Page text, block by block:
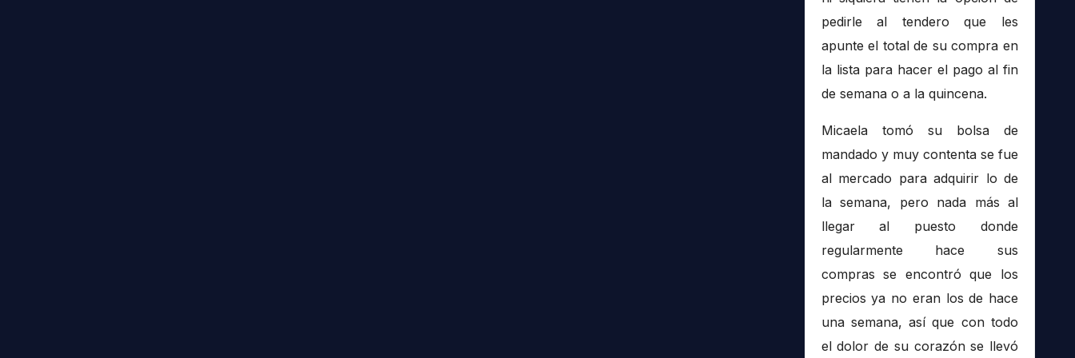
pedirle al tendero que les
apunte el total de su compra en
la lista para hacer el pago al fin
de semana o a la quincena.
Micaela tomó su bolsa de
mandado y muy contenta se fue
al mercado para adquirir lo de
la semana, pero nada más al
llegar al puesto donde
regularmente hace sus
compras se encontró que los
precios ya no eran los de hace
una semana, así que con todo
el dolor de su corazón se llevó